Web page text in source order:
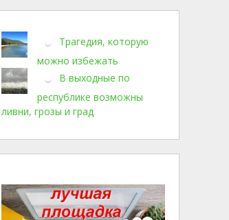
Трагедия, которую
можно избежать
В выходные по
республике возможны
ливни, грозы и град